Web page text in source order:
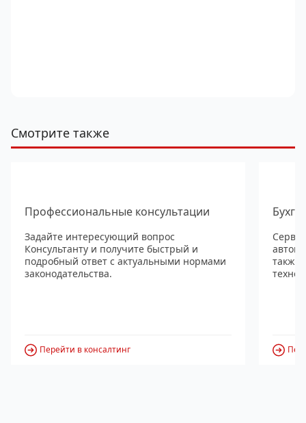
Смотрите также
Профессиональные консультации
Задайте интересующий вопрос
Консультанту и получите быстрый и
подробный ответ с актуальными нормами
законодательства.
Перейти в консалтинг
также